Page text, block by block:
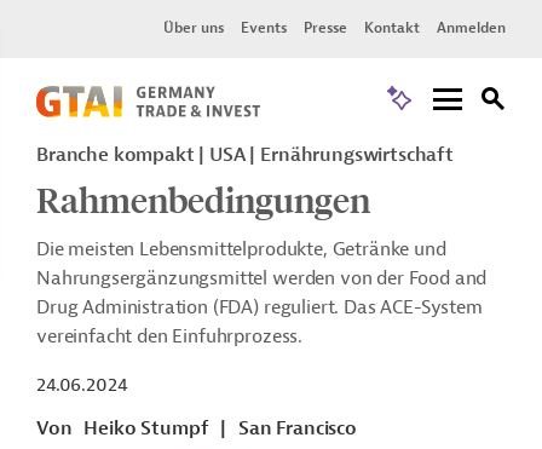
Über uns Events Presse Kontakt Anmelden
Branche kompakt | USA | Ernährungswirtschaft
Rahmenbedingungen
Die meisten Lebensmittelprodukte, Getränke und
Nahrungsergänzungsmittel werden von der Food and
Drug Administration (FDA) reguliert. Das ACE-System
vereinfacht den Einfuhrprozess.
24.06.2024
Von Heiko Stumpf
San Francisco